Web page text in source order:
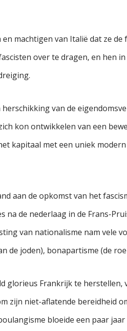
machtigen van Italië dat ze
over te dragen, en hen
van de
kon ontwikkelen van een
kapitaal met een uniek
aan de opkomst van het
na de nederlaag in de Frans-
van nationalisme nam vele
de joden), bonapartisme (de
glorieus Frankrijk te
zijn niet-aflatende bereidheid
bloeide een paar